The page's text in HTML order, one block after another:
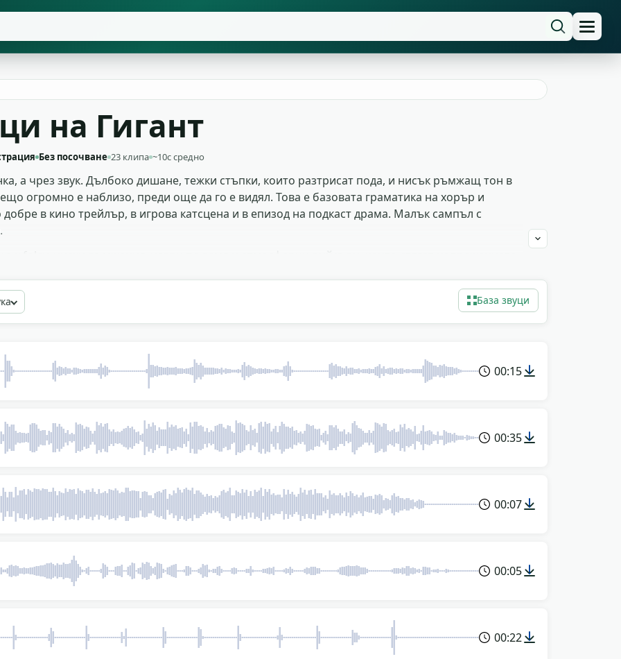
на Гигант
Без посочване 23 клипа ~10с средно
а чрез звук. Дълбоко дишане, тежки стъпки, които разтрисат пода, и нисък ръмжащ тон в
огромно е наблизо, преди още да го е видял. Това е базовата граматика на хорър и
в кино трейлър, в игрова катсцена и в епизод на подкаст драма. Малък сампъл с
без авторски права, така че го изтегли и го използвай в комерсиален проект без писма от
База звуци
00:15
00:35
00:07
00:05
00:22